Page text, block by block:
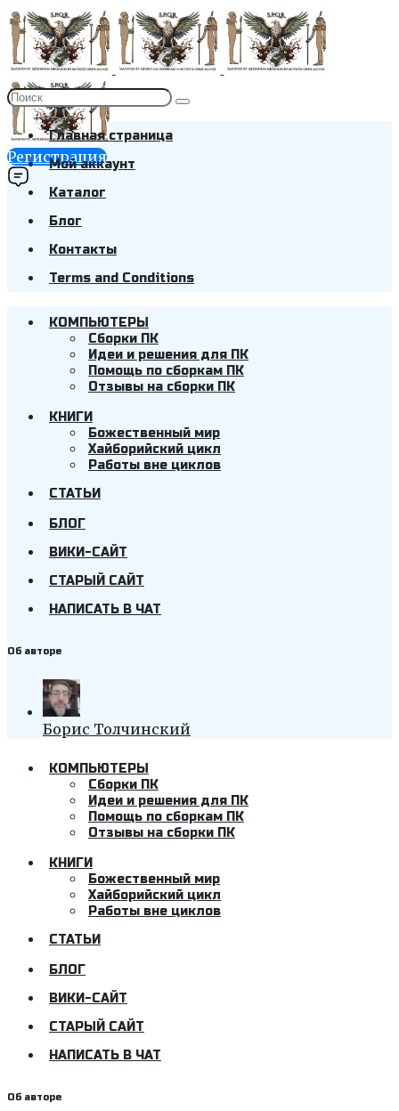
Регистрация
Главная страница
Мой аккаунт
Каталог
Блог
Контакты
Terms and Conditions
КОМПЬЮТЕРЫ
Cборки ПК
Идеи и решения для ПК
Помощь по сборкам ПК
Отзывы на сборки ПК
КНИГИ
Божественный мир
Хайборийский цикл
Работы вне циклов
СТАТЬИ
БЛОГ
ВИКИ-САЙТ
СТАРЫЙ САЙТ
НАПИСАТЬ В ЧАТ
Об авторе
Борис Толчинский
КОМПЬЮТЕРЫ
Cборки ПК
Идеи и решения для ПК
Помощь по сборкам ПК
Отзывы на сборки ПК
КНИГИ
Божественный мир
Хайборийский цикл
Работы вне циклов
СТАТЬИ
БЛОГ
ВИКИ-САЙТ
СТАРЫЙ САЙТ
НАПИСАТЬ В ЧАТ
Об авторе